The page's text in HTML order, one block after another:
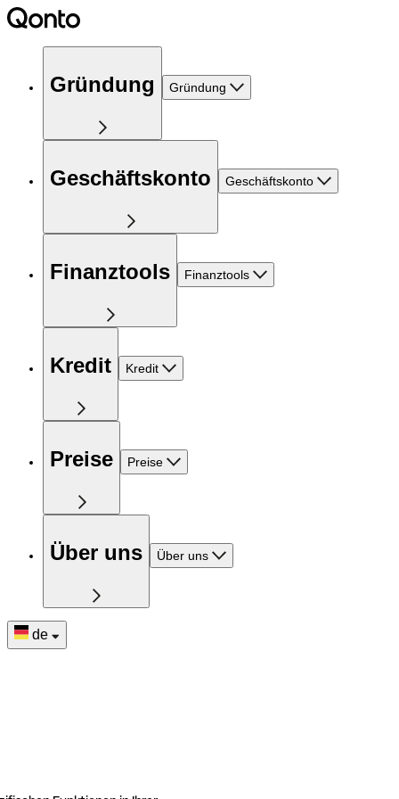
Gründung Gründung
Geschäftskonto Geschäftskonto
Finanztools Finanztools
Kredit Kredit
Preise Preise
Über uns Über uns
de